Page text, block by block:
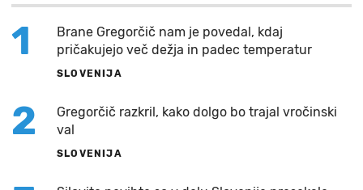
1
Brane Gregorčič nam je povedal, kdaj
pričakujejo več dežja in padec temperatur
SLOVENIJA
2
Gregorčič razkril, kako dolgo bo trajal vročinski
val
SLOVENIJA